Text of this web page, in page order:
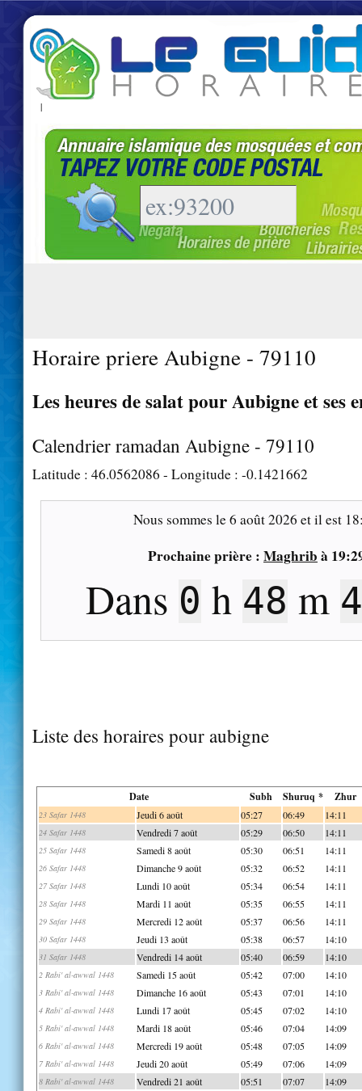
|
Horaire priere Aubigne - 79110
Les heures de salat pour Aubigne et ses
Calendrier ramadan Aubigne - 79110
Latitude : 46.0562086 - Longitude : -0.1421662
Nous sommes le6 août 2026 et il est
Prochaine prière : Maghrib à
Dans 0 h 48 m
Liste des horaires pour aubigne
Date Subh Shuruq * Zhur
23 Safar 1448 Jeudi 6 août 05:27 06:49 14:11
24 Safar 1448 Vendredi 7 août 05:29 06:50 14:11
25 Safar 1448 Samedi 8 août 05:30 06:51 14:11
26 Safar 1448 Dimanche 9 août 05:32 06:52 14:11
27 Safar 1448 Lundi 10 août 05:34 06:54 14:11
28 Safar 1448 Mardi 11 août 05:35 06:55 14:11
29 Safar 1448 Mercredi 12 août 05:37 06:56 14:11
30 Safar 1448 Jeudi 13 août 05:38 06:57 14:10
31 Safar 1448 Vendredi 14 août 05:40 06:59 14:10
2 Rabi' al-awwal 1448 Samedi 15 août 05:42 07:00 14:10
3 Rabi' al-awwal 1448 Dimanche 16 août 05:43 07:01 14:10
4 Rabi' al-awwal 1448 Lundi 17 août 05:45 07:02 14:10
5 Rabi' al-awwal 1448 Mardi 18 août 05:46 07:04 14:09
6 Rabi' al-awwal 1448 Mercredi 19 août 05:48 07:05 14:09
7 Rabi' al-awwal 1448 Jeudi 20 août 05:49 07:06 14:09
8 Rabi' al-awwal 1448 Vendredi 21 août 05:51 07:07 14:09